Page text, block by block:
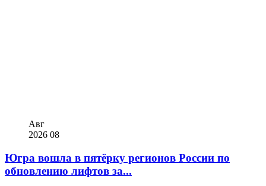
Авг
2026 08
Югра вошла в пятёрку регионов России по
обновлению лифтов за...